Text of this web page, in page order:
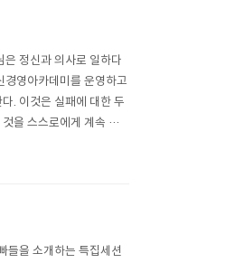
정신과 의사로 일하다
경영아카데미를 운영하고
. 이것은 실패에 대한 두
을 스스로에게 계속 물
들을 소개하는 특집세션